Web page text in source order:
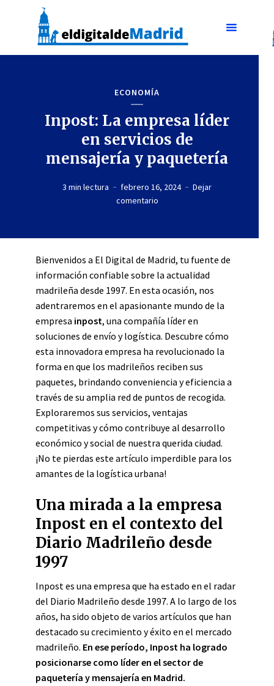
ECONOMÍA
Inpost: La empresa líder
en servicios de
mensajería y paquetería
3 min lectura febrero 16, 2024
Dejar
comentario
Bienvenidos a El Digital de Madrid, tu fuente de
información confiable sobre la actualidad
madrileña desde 1997. En esta ocasión, nos
adentraremos en el apasionante mundo de la
empresa inpost, una compañía líder en
soluciones de envío y logística. Descubre cómo
esta innovadora empresa ha revolucionado la
forma en que los madrileños reciben sus
paquetes, brindando conveniencia y eficiencia a
través de su amplia red de puntos de recogida.
Exploraremos sus servicios, ventajas
competitivas y cómo contribuye al desarrollo
económico y social de nuestra querida ciudad.
¡No te pierdas este artículo imperdible para los
amantes de la logística urbana!
Una mirada a la empresa
Inpost en el contexto del
Diario Madrileño desde
1997
Inpost es una empresa que ha estado en el radar
del Diario Madrileño desde 1997. A lo largo de los
años, ha sido objeto de varios artículos que han
destacado su crecimiento y éxito en el mercado
madrileño. En ese período, Inpost ha logrado
posicionarse como líder en el sector de
paquetería y mensajería en Madrid.